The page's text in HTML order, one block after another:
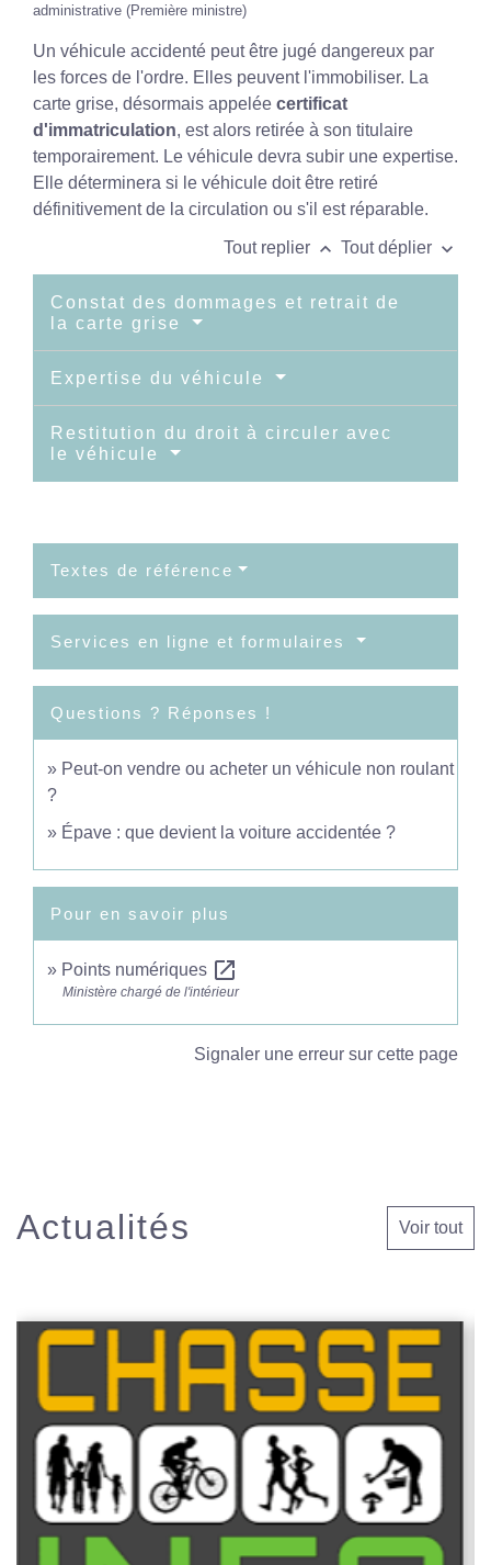
administrative (Première ministre)
Un véhicule accidenté peut être jugé dangereux par
les forces de l'ordre. Elles peuvent l'immobiliser. La
carte grise, désormais appelée certificat
d'immatriculation, est alors retirée à son titulaire
temporairement. Le véhicule devra subir une expertise.
Elle déterminera si le véhicule doit être retiré
définitivement de la circulation ou s'il est réparable.
Tout replier keyboard_arrow_up Tout déplier keyboard_arrow_down
Constat des dommages et retrait de
la carte grise
Expertise du véhicule
Restitution du droit à circuler avec
le véhicule
Textes de référence
Services en ligne et formulaires
Questions ? Réponses !
Peut-on vendre ou acheter un véhicule non roulant
?
Épave : que devient la voiture accidentée ?
Pour en savoir plus
Points numériques open_in_new
Ministère chargé de l'intérieur
Signaler une erreur sur cette page
Actualités Voir tout